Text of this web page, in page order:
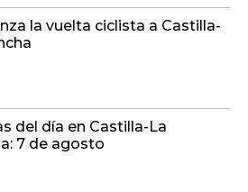
del día en Castilla-La
7 de agosto
los fuegos artificiales
de varios pueblos por